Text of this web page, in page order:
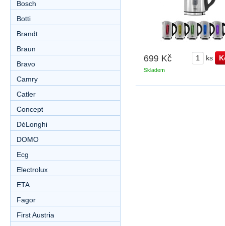
699 Kč ks
Skladem
Bosch
Botti
Brandt
Braun
Bravo
Camry
Catler
Concept
DéLonghi
DOMO
Ecg
Electrolux
ETA
Fagor
First Austria